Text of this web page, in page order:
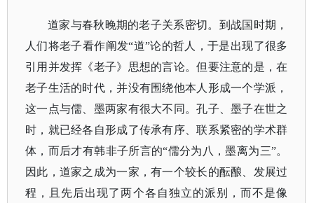
道家与春秋晚期的老子关系密切。到战国时期，
人们将老子看作阐发“道”论的哲人，于是出现了很多
引用并发挥《老子》思想的言论。但要注意的是，在
老子生活的时代，并没有围绕他本人形成一个学派，
这一点与儒、墨两家有很大不同。孔子、墨子在世之
时，就已经各自形成了传承有序、联系紧密的学术群
体，而后才有韩非子所言的“儒分为八，墨离为三”。
因此，道家之成为一家，有一个较长的酝酿、发展过
程，且先后出现了两个各自独立的派别，而不是像